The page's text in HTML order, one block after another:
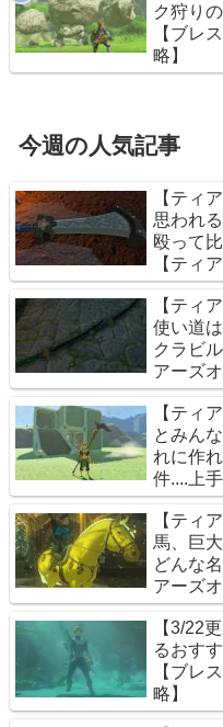
ク狩り
【ブレ
略】
今週の人気記事
【ティ
思われ
殴って
【ティ
ダム】
【ティ
使い道
クラビ
アーズ
【ティ
とみん
れに作
件....上
る？【
ングダ
【ティ
馬、巨
どんな
アーズ
【3/22
るおす
【ブレ
略】